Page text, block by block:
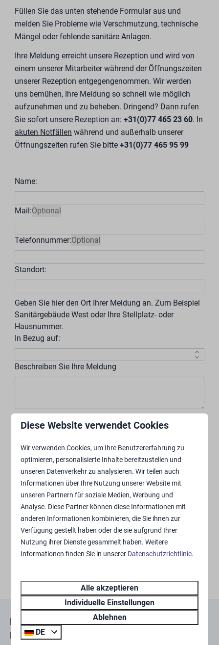
Füllen Sie das unten stehende Formular aus und
melden Sie Probleme wie Verschmutzung, technische
Mängel oder fehlende sanitäre Anlagen.
Ihre Meldung erreicht unsere Rezeption und wird von
einem unserer Mitarbeiter während der Öffnungszeiten
unserer Rezeption entgegengenommen. Wir werden
uns bemühen, Ihre Meldung so schnell wie möglich
aufzunehmen und zu beheben. Dringend? Dann rufen
Sie sofort unsere Rezeption an:+31(0)77 465 23 60. In
akuten Notfällen während und außerhalb unserer
Öffnungszeiten rufen Sie bitte+31(0)77 465 95 99
Name:
Mail:Optional
Telefonnummer:Optional
Standort:
Geben Sie hier den Ort Ihrer Meldung an. Zum Beispiel
Sanitärgebäude West oder Ihre Stellplatz- oder
Hausnummer.
In Bezug auf:
Beschreiben Sie Ihre Meldung
möglich, damit unsere Kollegen Ihre Meldung so
Wenn ich nicht anwesend bin, darf ein Mitarbeiter
mein Mietobjekt betreten.
Es kann notwendig sein, dass unser Mitarbeiter Ihr
Mietobjekt (Haus/Lodge/Zelt) betritt, um die
Ich möchte eine Rückmeldung zu meinem Bericht
Senden
Gesichert durch reCaptcha,Datenschutzbestimmungenund
Melden Sie sich für unseren
Newsletter an
Diese Website verwendet Cookies
Wir verwenden Cookies, um Ihre Benutzererfahrung zu
optimieren, personalisierte Inhalte bereitzustellen und
unseren Datenverkehr zu analysieren. Wir teilen auch
Informationen über Ihre Nutzung unserer Website mit
unseren Partnern für soziale Medien, Werbung und
Analyse. Diese Partner können diese Informationen mit
anderen Informationen kombinieren, die Sie ihnen zur
Verfügung gestellt haben oder die sie aufgrund Ihrer
Nutzung ihrer Dienste gesammelt haben. Weitere
Informationen finden Sie in unserer Datenschutzrichtlinie.
Alle akzeptieren
Individuelle Einstellungen
Ablehnen
DE